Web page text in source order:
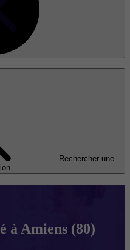
Rechercher une
à Amiens (80)